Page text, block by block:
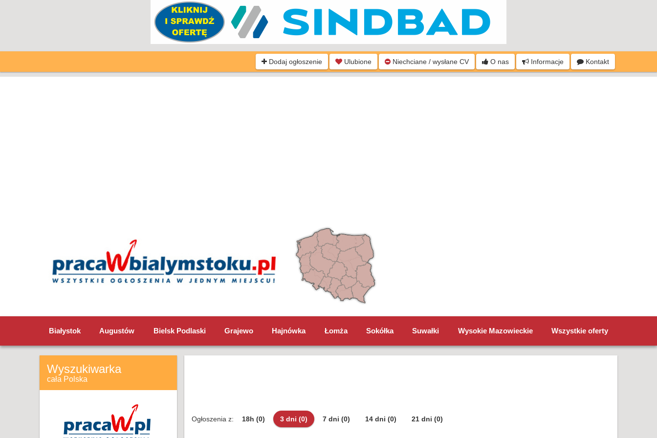
Dodaj ogłoszenie Ulubione Niechciane / wysłane CV O nas Informacje Kontakt
Białystok Augustów Bielsk Podlaski Grajewo Hajnówka Łomża Sokółka Suwałki Wysokie Mazowieckie Wszystkie oferty
Wyszukiwarka
cała Polska
Ogłoszenia z: 18h (0) 3 dni (0) 7 dni (0) 14 dni (0) 21 dni (0)